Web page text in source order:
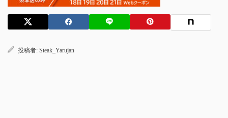
投稿者: Steak_Yarujan